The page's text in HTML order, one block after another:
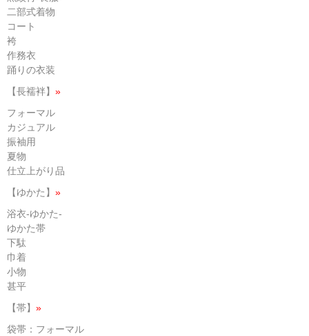
二部式着物
コート
袴
作務衣
踊りの衣装
【長襦袢】 »
フォーマル
カジュアル
振袖用
夏物
仕立上がり品
【ゆかた】 »
浴衣-ゆかた-
ゆかた帯
下駄
巾着
小物
甚平
【帯】 »
袋帯：フォーマル